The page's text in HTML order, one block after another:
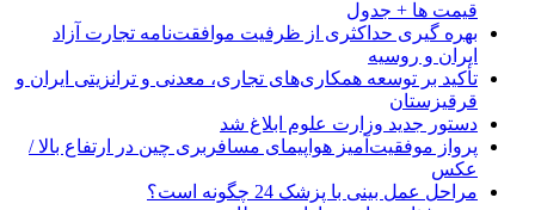
قیمت ها + جدول
بهره گیری حداکثری از ظرفیت موافقت‌نامه تجارت آزاد
ایران و روسیه
تأکید بر توسعه همکاری‌های تجاری، معدنی و ترانزیتی ایران و
قرقیزستان
دستور جدید وزارت علوم ابلاغ شد
پرواز موفقیت‌آمیز هواپیمای مسافربری چین در ارتفاع بالا /
عکس
مراحل عمل بینی با پزشک 24 چگونه است؟